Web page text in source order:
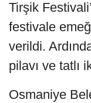
Tirşik
festivale
verildi.
pilavı ve tatlı
Osmaniye